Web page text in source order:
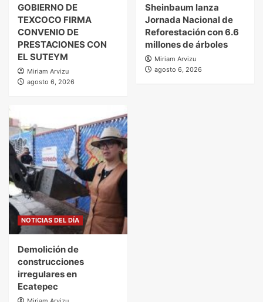
GOBIERNO DE
TEXCOCO FIRMA
CONVENIO DE
PRESTACIONES CON
EL SUTEYM
Miriam Arvizu
agosto 6, 2026
Sheinbaum lanza
Jornada Nacional de
Reforestación con 6.6
millones de árboles
Miriam Arvizu
agosto 6, 2026
NOTICIAS DEL DÍA
Demolición de
construcciones
irregulares en
Ecatepec